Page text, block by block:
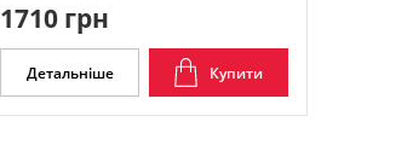
1710 грн
Детальніше Купити